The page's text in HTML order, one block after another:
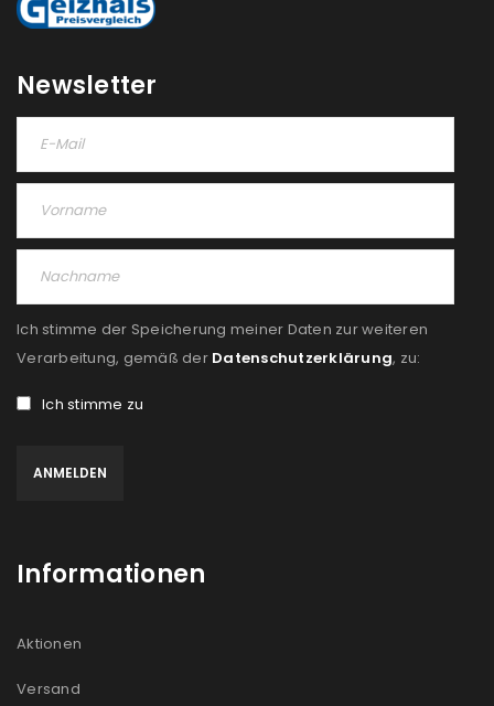
NEWSLETTER ABONNIEREN
Please select all the ways you would like to hear from
us
Ich stimme zu
Newsletter
Ich stimme der Speicherung meiner Daten zur weiteren
Verarbeitung, gemäß der Datenschutzerklärung, zu:
Ich stimme zu
Informationen
Aktionen
Versand